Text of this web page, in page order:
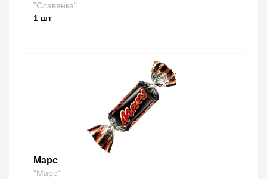
"Славянка"
1 шт
Марс
"Марс"